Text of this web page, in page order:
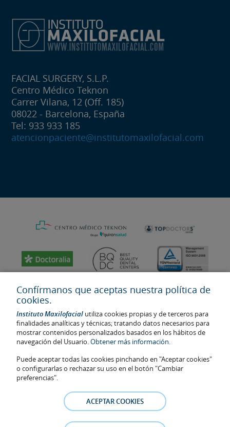
FACIAL SURGERY, S.L.P.
Centro Médico Teknon
Carrer Vilana, 12 (Off. 185)
08022 - Barcelona, España
Tel: 933 933 185
atencionpaciente@institutomaxilofacial.com
Última actualización: 2023
No. de autorización de centro sanitario: E08646940
La información presente en la web no reemplaza sino complementa
la relación médico-paciente. En caso de duda, consulte con el
médico de referencia. Las fotos y los testimonios de los pacientes
identificables que aparecen en la web están publicadas con su
Confírmanos que aceptas nuestra política de
cookies.
Instituto Maxilofacial utiliza cookies propias y de terceros para
finalidades analíticas y técnicas; tratando datos necesarios para
mostrar contenidos personalizados basados en los hábitos de
navegación del Usuario.Obtener más información.
Puede aceptar todas las cookies pinchando en "Aceptar cookies"
o configurarlas o rechazar su uso en el botón "Cambiar
preferencias".
ACEPTAR COOKIES